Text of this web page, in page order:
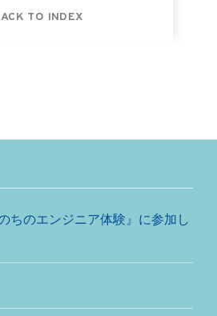
TO INDEX
ちのエンジニア体験』に参加し